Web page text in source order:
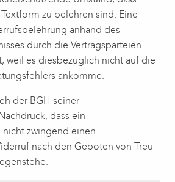
zu belehren sind. Eine
anhand des
durch die Vertragsparteien
weil es diesbezüglich nicht auf die
ankomme.
der BGH seiner
dass ein
zwingend einen
nach den Geboten von Treu